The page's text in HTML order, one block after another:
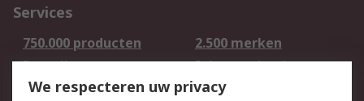
Services
750.000 producten
2.500 merken
Bestellen
Inkoopoplossingen
Retouren
Technisch advies
We respecteren uw privacy